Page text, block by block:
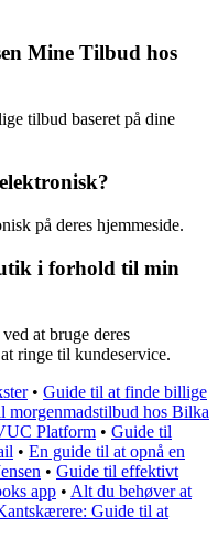
Mine Tilbud hos
tilbud baseret på dine
på deres hjemmeside.
i forhold til min
at bruge deres
ringe til kundeservice.
• Guide til at finde billige
morgenmadstilbud hos Bilka
Platform • Guide til
• En guide til at opnå en
• Guide til effektivt
app • Alt du behøver at
Guide til at